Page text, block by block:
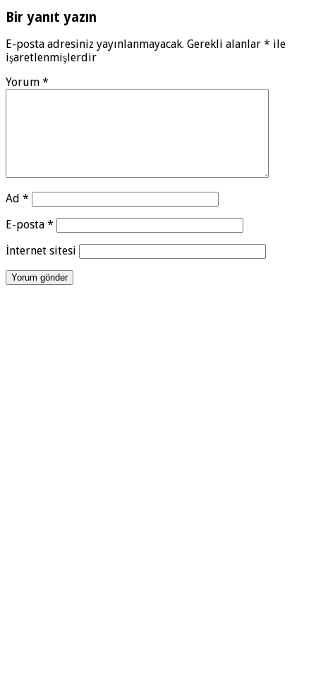
Bir yanıt yazın
E-posta adresiniz yayınlanmayacak. Gerekli alanlar * ile
işaretlenmişlerdir
Yorum *
Ad *
E-posta *
İnternet sitesi